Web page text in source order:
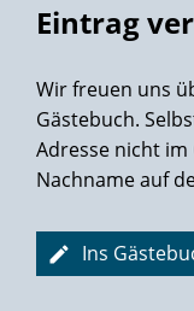
Eintrag
Wir freuen uns
Gästebuch.
Adresse nicht
Nachname auf
Ins